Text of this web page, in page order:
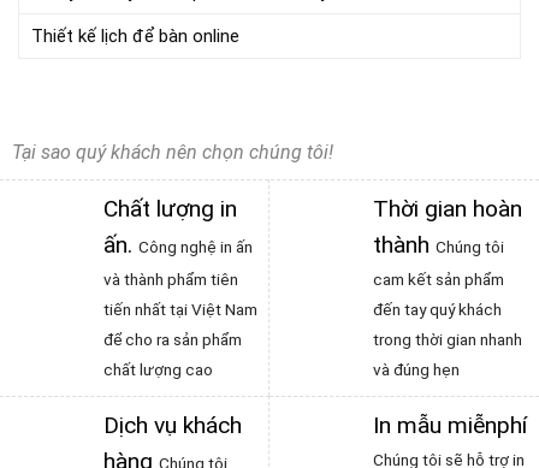
Thiết kế lịch để bàn online
Tại sao quý khách nên chọn chúng tôi!
Chất lượng in
ấn. Công nghệ in ấn
và thành phẩm tiên
tiến nhất tại Việt Nam
để cho ra sản phẩm
chất lượng cao
Thời gian hoàn
thành Chúng tôi
cam kết sản phẩm
đến tay quý khách
trong thời gian nhanh
và đúng hẹn
Dịch vụ khách
hàng Chúng tôi
In mẫu miễnphí
Chúng tôi sẽ hỗ trợ in